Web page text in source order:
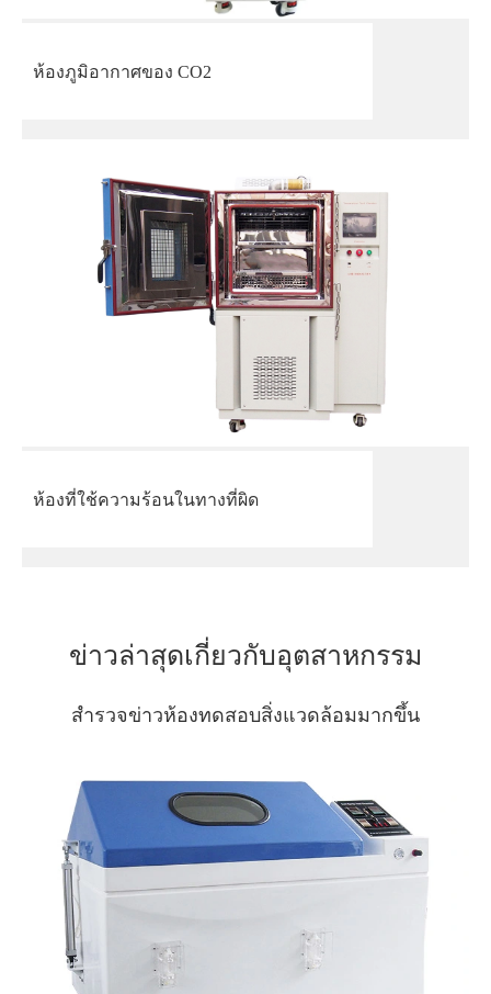
ห้องภูมิอากาศของ CO2
ห้องที่ใช้ความร้อนในทางที่ผิด
ข่าวล่าสุดเกี่ยวกับอุตสาหกรรม
สำรวจข่าวห้องทดสอบสิ่งแวดล้อมมากขึ้น